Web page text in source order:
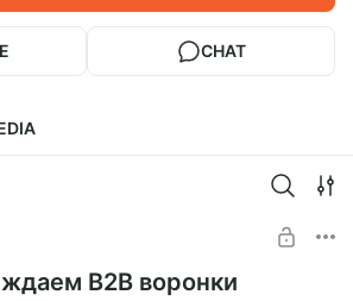
CHAT
B2B воронки